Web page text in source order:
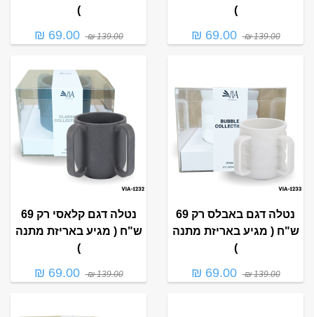
)
139.00 ₪
69.00 ₪
)
139.00 ₪
69.00 ₪
נטלה דגם באבלס רק 69
ש"ח ( מגיע באריזת מתנה
)
139.00 ₪
69.00 ₪
נטלה דגם קלאסי רק 69
ש"ח ( מגיע באריזת מתנה
)
139.00 ₪
69.00 ₪